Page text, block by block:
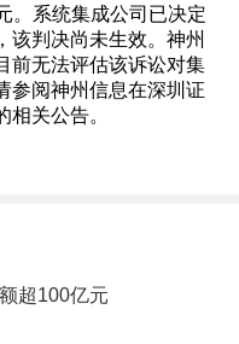
。系统集成公司已决定
该判决尚未生效。神州
前无法评估该诉讼对集
参阅神州信息在深圳证
关公告。
超100亿元